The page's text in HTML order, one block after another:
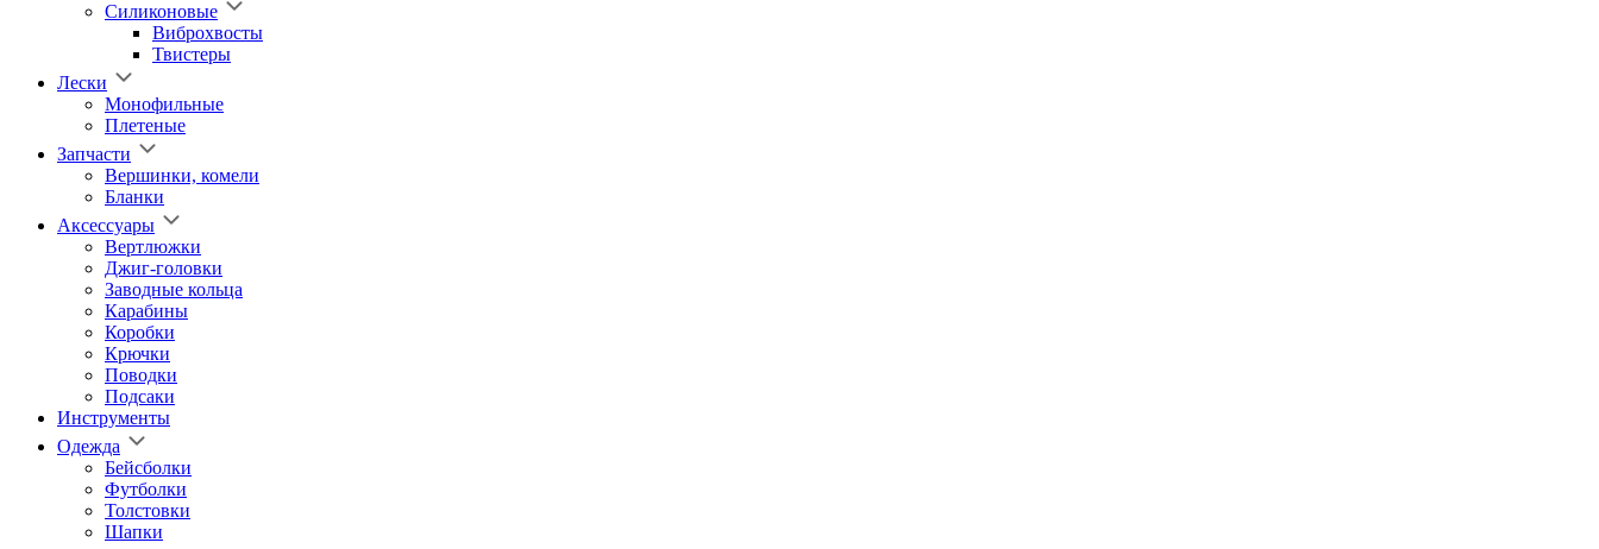
Силиконовые
Виброхвосты
Твистеры
Лески
Монофильные
Плетеные
Запчасти
Вершинки, комели
Бланки
Аксессуары
Вертлюжки
Джиг-головки
Заводные кольца
Карабины
Коробки
Крючки
Поводки
Подсаки
Инструменты
Одежда
Бейсболки
Футболки
Толстовки
Шапки